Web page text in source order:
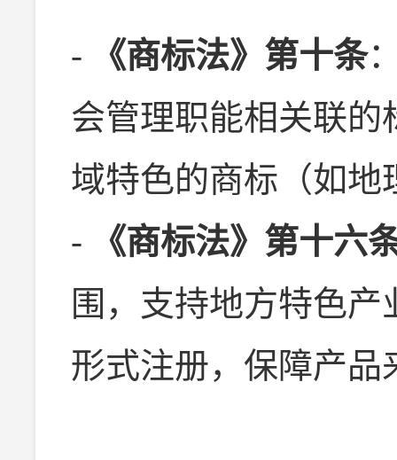
- 《商标法》第十条
会管理职能相关联
域特色的商标（如地
-
《商标法》第十六
围，支持地方特色
形式注册，保障产品